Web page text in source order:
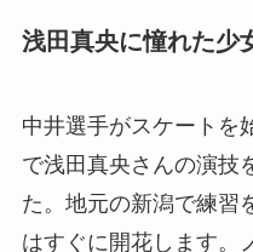
浅田真央に憧れた少
中井選手がスケートを
で浅田真央さんの演技
た。地元の新潟で練習
はすぐに開花します。